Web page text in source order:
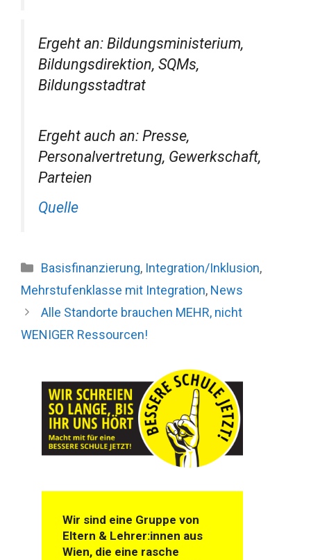
Ergeht an: Bildungsministerium,
Bildungsdirektion, SQMs,
Bildungsstadtrat
Ergeht auch an: Presse,
Personalvertretung, Gewerkschaft,
Parteien
Quelle
Kategorien
Basisfinanzierung, Integration/Inklusion,
Mehrstufenklasse mit Integration, News
Alle Standorte brauchen MEHR, nicht
WENIGER Ressourcen!
Wir sind eine Gruppe von
Eltern & Lehrer:innen aus
Wien, die eine rasche